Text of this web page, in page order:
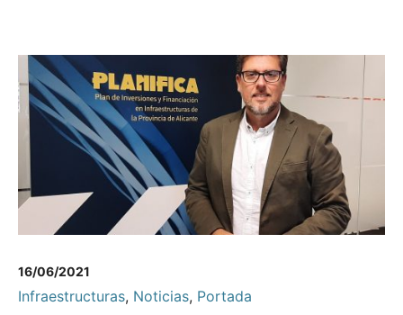
16/06/2021
Infraestructuras, Noticias, Portada